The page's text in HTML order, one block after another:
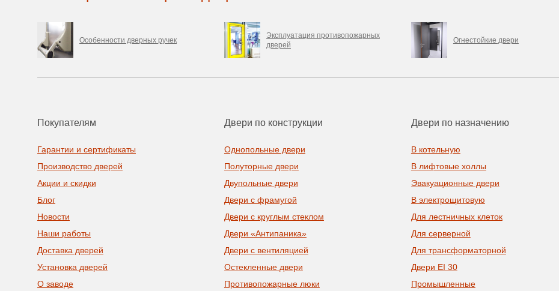
Особенности дверных ручек
Эксплуатация противопожарных
дверей
Огнестойкие двери
Покупателям
Гарантии и сертификаты
Производство дверей
Акции и скидки
Блог
Новости
Наши работы
Доставка дверей
Установка дверей
О заводе
Двери по конструкции
Однопольные двери
Полуторные двери
Двупольные двери
Двери с фрамугой
Двери с круглым стеклом
Двери «Антипаника»
Двери с вентиляцией
Остекленные двери
Противопожарные люки
Двери по назначению
В котельную
В лифтовые холлы
Эвакуационные двери
В электрощитовую
Для лестничных клеток
Для серверной
Для трансформаторной
Двери EI 30
Промышленные